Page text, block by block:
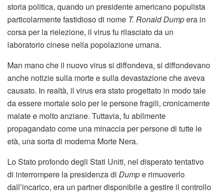
storia politica, quando un presidente americano populista
particolarmente fastidioso di nome T. Ronald Dumpera in
corsa per la rielezione, il virus fu rilasciato da un
laboratorio cinese nella popolazione umana.
Man mano che il nuovo virus si diffondeva, si diffondevano
anche notizie sulla morte e sulla devastazione che aveva
causato. In realtà, il virus era stato progettato in modo tale
da essere mortale solo per le persone fragili, cronicamente
malate e molto anziane. Tuttavia, fu abilmente
propagandato come una minaccia per persone di tutte le
età, una sorta di moderna Morte Nera.
Lo Stato profondo degli Stati Uniti, nel disperato tentativo
di interrompere la presidenza di Dumpe rimuoverlo
dall’incarico, era un partner disponibile a gestire il controllo